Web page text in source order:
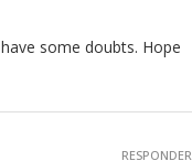
some doubts. Hope
RESPONDER